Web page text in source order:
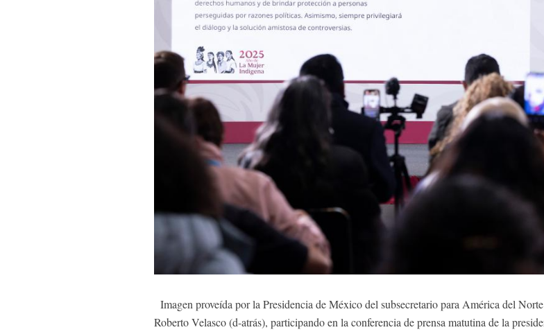
Imagen proveída por la Presidencia de México del subsecretario para América del
Roberto Velasco (d-atrás), participando en la conferencia de prensa matutina de la